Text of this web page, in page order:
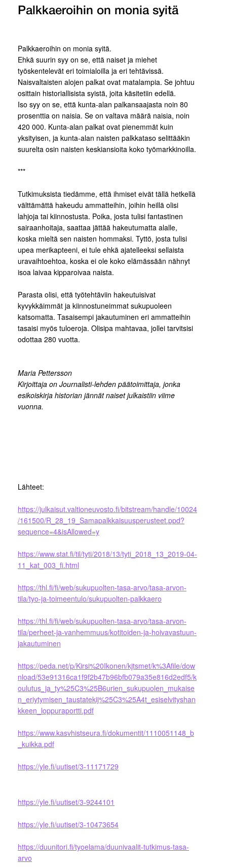
Palkkaeroihin on monia syitä
Palkkaeroihin on monia syitä.
Ehkä suurin syy on se, että naiset ja miehet
työskentelevät eri toimialoilla ja eri tehtävissä.
Naisvaltaisten alojen palkat ovat matalampia. Se johtuu
osittain historiallisista syistä, joita käsitetiin edellä.
Iso syy on se, että kunta-alan palkansaajasta noin 80
prosenttia on naisia. Se on valtava määrä naisia, noin
420 000. Kunta-alan palkat ovat pienemmät kuin
yksityisen, ja kunta-alan naisten palkkataso selittääkin
suurelta osin naisten keskiansioita koko työmarkkinoilla.
***
Tutkimuksista tiedämme, että ihmiset eivät tällä hetkellä
välttämättä hakeudu ammatteihin, joihin heillä olisi
lahjoja tai kiinnostusta. Poika, josta tulisi fantastinen
sairaanhoitaja, saattaa jättää hakeutumatta alalle,
koska mieltä sen naisten hommaksi. Tyttö, josta tulisi
upea merikapteeni, ei tule ehkä ajatelleeksi sellaista
uravaihtoehtoa, koska ei ole koko elämässään nähnyt
isoa laivaa kipparoivaa naista.
Parasta olisi, että työtehtäviin hakeutuisivat
kyvykkäimmät ja kiinnostuneimmat sukupuoleen
katsomatta. Tasaisempi jakautuminen eri ammatteihin
tasaisi myös tuloeroja. Olisipa mahtavaa, jollei tarvitsisi
odottaa 280 vuotta.
Maria Pettersson
Kirjoittaja on Journalisti-lehden päätoimittaja, jonka
esikoiskirja historian jännät naiset julkaistiin viime
vuonna.
Lähteet:
https://julkaisut.valtioneuvosto.fi/bitstream/handle/10024
/161500/R_28_19_Samapalkkaisuusperusteet.ppd?
sequence=4&isAllowed=y
https://www.stat.fi/til/tyti/2018/13/tyti_2018_13_2019-04-
11_kat_003_fi.html
https://thl.fi/fi/web/sukupuolten-tasa-arvo/tasa-arvon-
tila/tyo-ja-toimeentulo/sukupuolten-palkkaero
https://thl.fi/fi/web/sukupuolten-tasa-arvo/tasa-arvon-
tila/perheet-ja-vanhemmuus/kotitoiden-ja-hoivavastuun-
jakautuminen
https://peda.net/p/Kirsi%20Ikonen/kjtsmet/k%3Afile/dow
nload/53e91316ca1f9f2b47b96bfb079a35e816d2edf5/k
oulutus_ja_ty%25C3%25B6urien_sukupuolen_mukaise
n_eriytymisen_taustatekij%25C3%25A4t_esiselvityshan
kkeen_loppuraportti.pdf
https://www.kasvhistseura.fi/dokumentit/1110051148_b
_kuikka.pdf
https://yle.fi/uutiset/3-11171729
https://yle.fi/uutiset/3-9244101
https://yle.fi/uutiset/3-10473654
https://duunitori.fi/tyoelama/duunivaalit-tutkimus-tasa-
arvo